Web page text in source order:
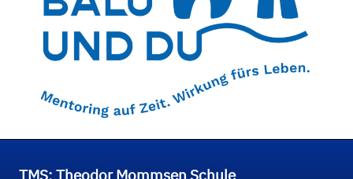
TMS: Theodor Mommsen Schule